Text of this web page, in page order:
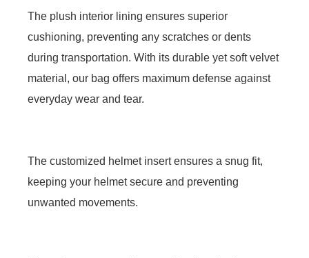
The plush interior lining ensures superior
cushioning, preventing any scratches or dents
during transportation. With its durable yet soft velvet
material, our bag offers maximum defense against
everyday wear and tear.
The customized helmet insert ensures a snug fit,
keeping your helmet secure and preventing
unwanted movements.